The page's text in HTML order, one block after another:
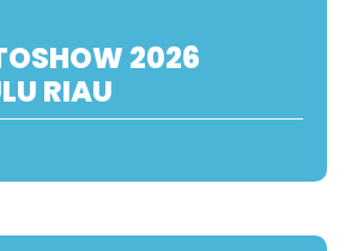
2026
RIAU